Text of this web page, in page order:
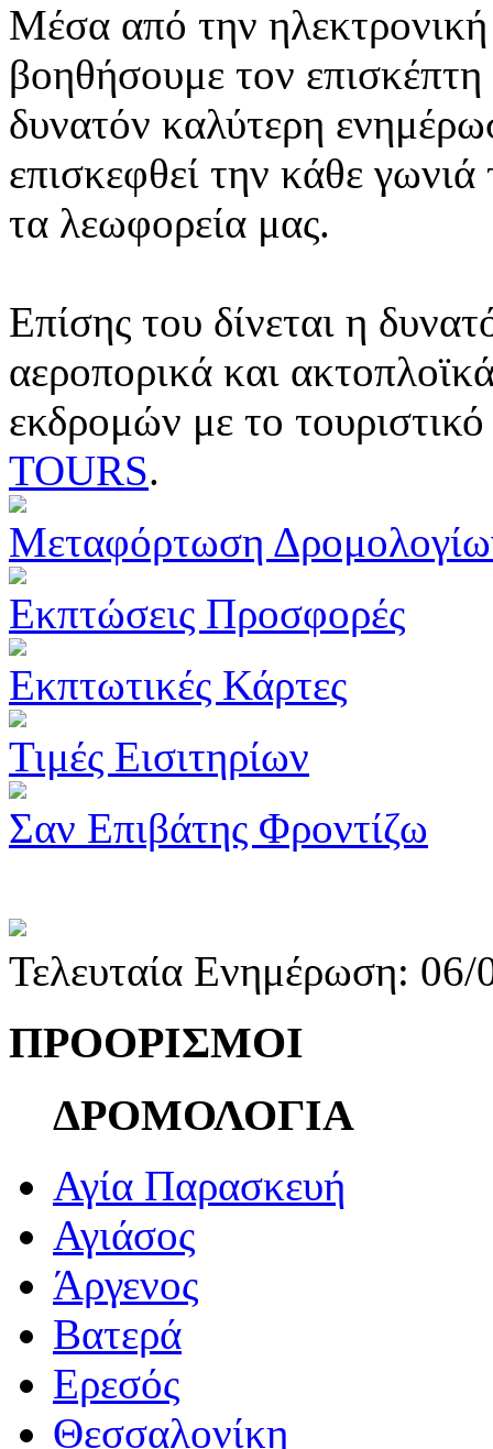
Μέσα από την ηλεκτρονική
βοηθήσουμε τον
δυνατόν καλύτερη
επισκεφθεί την κάθε
τα λεωφορεία μας.
Επίσης του δίνεται η
αεροπορικά και
εκδρομών με το
TOURS.
Μεταφόρτωση
Εκπτώσεις Προσφορές
Εκπτωτικές Κάρτες
Τιμές Εισιτηρίων
Σαν Επιβάτης Φροντίζω
Τελευταία Ενημέρωση:
ΠΡΟΟΡΙΣΜΟΙ
ΔΡΟΜΟΛΟΓΙΑ
Αγία Παρασκευή
Αγιάσος
Άργενος
Βατερά
Ερεσός
Θεσσαλονίκη